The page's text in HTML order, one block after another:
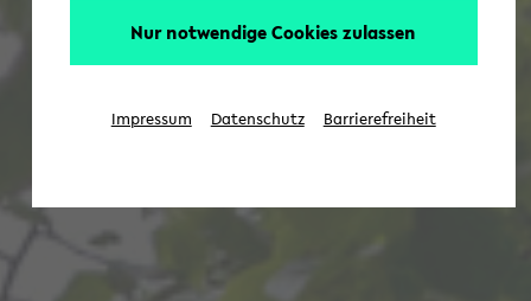
Nur notwendige Cookies zulassen
Impressum Datenschutz Barrierefreiheit